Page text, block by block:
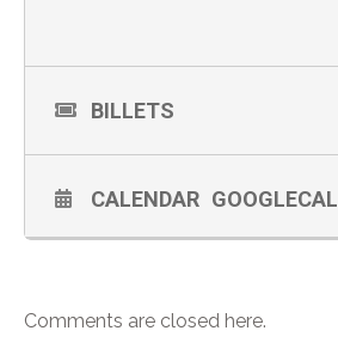
BILLETS
CALENDAR GOOGLECAL
Comments are closed here.